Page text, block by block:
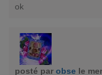
ok
posté par obse le